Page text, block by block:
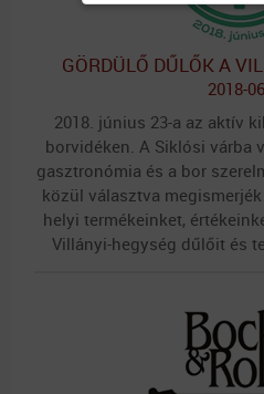
GÖRDÜLŐ DŰLŐK A
2018-
2018. június 23-a az aktív
borvidéken. A Siklósi várba
gasztronómia és a bor
közül választva
helyi termékeinket,
Villányi-hegység dűlőit és